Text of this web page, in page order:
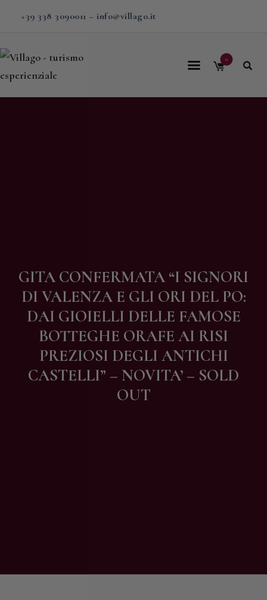
+39 338 3090011 – info@villago.it
0
GITA CONFERMATA “I SIGNORI
DI VALENZA E GLI ORI DEL PO:
DAI GIOIELLI DELLE FAMOSE
BOTTEGHE ORAFE AI RISI
PREZIOSI DEGLI ANTICHI
CASTELLI” – NOVITA’ – SOLD
OUT
Home
Contatti